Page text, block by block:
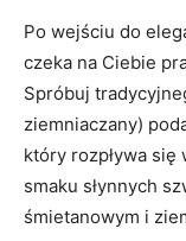
Po ⁢wejściu do
czeka ‌na Ciebie
Spróbuj
ziemniaczany)
który rozpływa
smaku ‌słynnych
śmietanowym i